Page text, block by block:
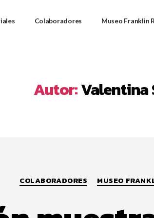
Colaboradores Museo Franklin
Autor:Valentina
COLABORADORES MUSEO